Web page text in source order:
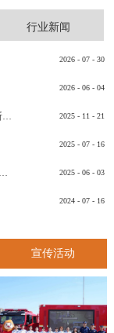
行业新闻
2026 - 07 - 30
2026 - 06 - 04
2025 - 11 - 21
荣耀加冕 实力绽放丨政安双雄唐露轩、鞠青桐双双斩获“渝消蓝盾讲师团金牌讲师”比武竞赛决赛大奖
2025 - 07 - 16
2025 - 06 - 03
全生产月”活动暨全民安全开放日活动
2024 - 07 - 16
宣传活动